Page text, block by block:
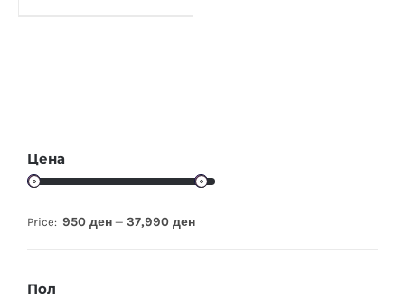
Цена
Price: 950 ден — 37,990 ден
Пол